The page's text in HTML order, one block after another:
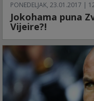
PONEDELJAK, 23.01.2017 |
Jokohama puna
Vijeire?!